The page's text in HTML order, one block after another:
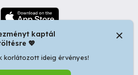
kaptál
💖
korlátozott ideig érvényes!